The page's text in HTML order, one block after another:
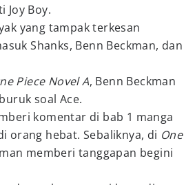
Joy Boy.
yang tampak terkesan
Shanks, Benn Beckman, dan
Piece Novel A, Benn Beckman
soal Ace.
komentar di bab 1 manga
orang hebat. Sebaliknya, di One
memberi tanggapan begini